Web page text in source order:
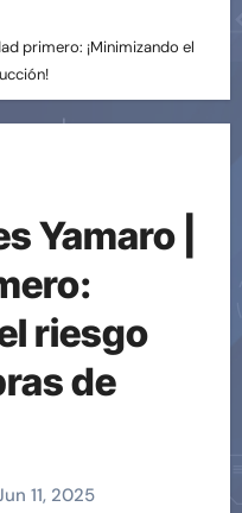
primero: ¡Minimizando el
Yamaro |
riesgo
de
11, 2025